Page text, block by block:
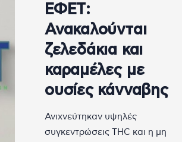
ΕΦΕΤ:
Ανακαλούνται
ζελεδάκια και
καραμέλες με
ουσίες κάνναβης
Ανιχνεύτηκαν υψηλές
συγκεντρώσεις THC και η μη